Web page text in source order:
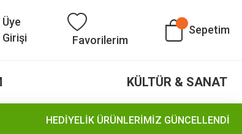
Üye
Girişi
Favorilerim
Sepetim
KÜLTÜR & SANAT
HEDİYELİK ÜRÜNLERİMİZ GÜNCELLENDİ